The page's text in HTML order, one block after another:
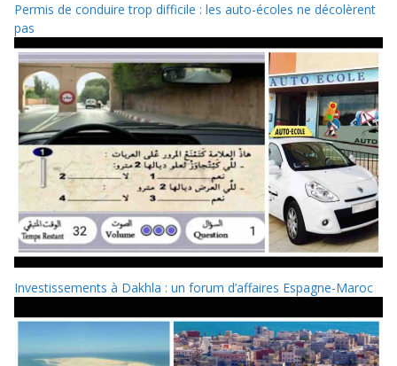
Permis de conduire trop difficile : les auto-écoles ne décolèrent
pas
Investissements à Dakhla : un forum d’affaires Espagne-Maroc